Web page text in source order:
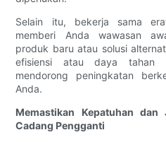
Selain itu, bekerja sama
memberi Anda wawasan
produk baru atau solusi
efisiensi atau daya tahan
mendorong peningkatan
Anda.
Memastikan Kepatuhan
Cadang Pengganti